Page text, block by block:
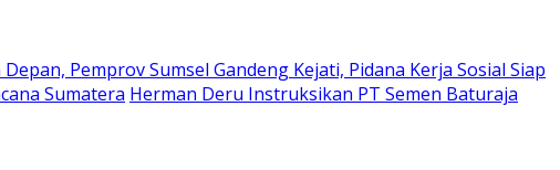
Pemprov Sumsel Gandeng Kejati, Pidana Kerja Sosial Siap
Sumatera Herman Deru Instruksikan PT Semen Baturaja